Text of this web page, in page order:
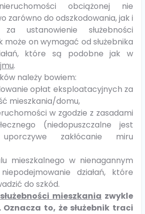
obciążonej nie
zarówno do odszkodowania, jak i
za ustanowienie służebności
może on wymagać od służebnika
które są podobne jak w
.
należy bowiem:
opłat eksploatacyjnych za
mieszkania/domu,
w zgodzie z zasadami
(niedopuszczalne jest
zakłócanie miru
mieszkalnego w nienagannym
działań, które
do szkód.
służebności mieszkania zwykle
to, że służebnik traci